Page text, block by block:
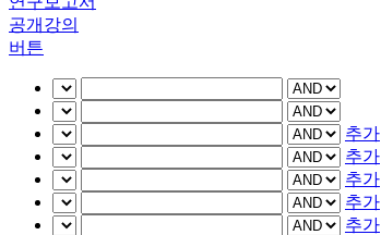
공개강의
버튼
추가
추가
추가
추가
추가